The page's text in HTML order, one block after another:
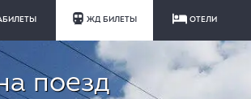
ЖД БИЛЕТЫ ОТЕЛИ
поезд